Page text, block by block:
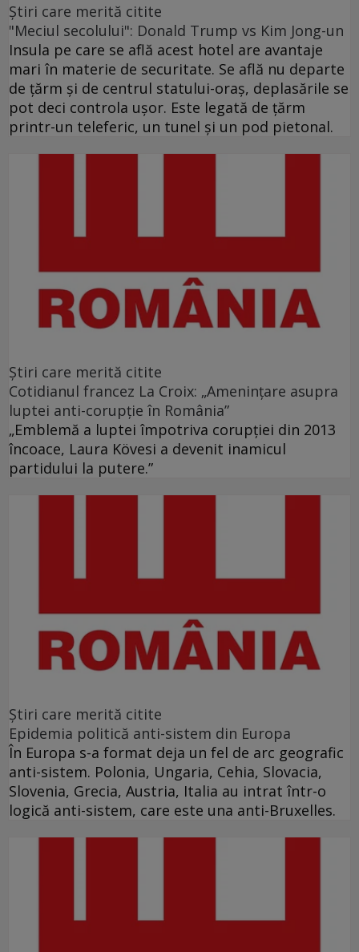
Ştiri care merită citite
"Meciul secolului": Donald Trump vs Kim Jong-un
Insula pe care se află acest hotel are avantaje
mari în materie de securitate. Se află nu departe
de ţărm şi de centrul statului-oraş, deplasările se
pot deci controla uşor. Este legată de ţărm
printr-un teleferic, un tunel şi un pod pietonal.
Ştiri care merită citite
Cotidianul francez La Croix: „Ameninţare asupra
luptei anti-corupţie în România”
„Emblemă a luptei împotriva corupţiei din 2013
încoace, Laura Kövesi a devenit inamicul
partidului la putere.”
Ştiri care merită citite
Epidemia politică anti-sistem din Europa
În Europa s-a format deja un fel de arc geografic
anti-sistem. Polonia, Ungaria, Cehia, Slovacia,
Slovenia, Grecia, Austria, Italia au intrat într-o
logică anti-sistem, care este una anti-Bruxelles.